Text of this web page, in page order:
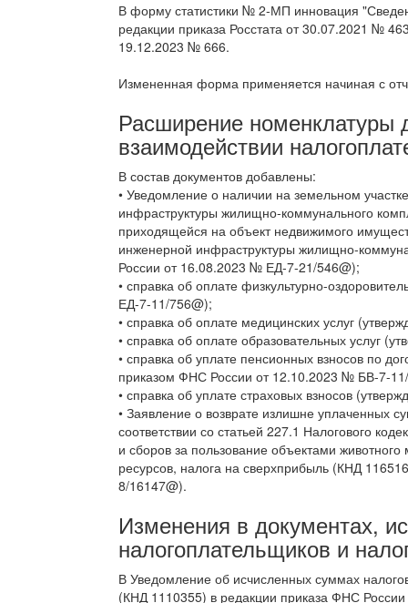
В форму статистики № 2-МП инновация
редакции приказа Росстата от 30.07.2021 №
19.12.2023 № 666.
Измененная форма применяется начиная с
Расширение номенклатуры
взаимодействии
В состав документов добавлены:
• Уведомление о наличии на земельном
инфраструктуры жилищно-коммунального
приходящейся на объект недвижимого
инженерной инфраструктуры жилищно-
России от 16.08.2023 № ЕД-7-21/546@);
• справка об оплате физкультурно-
ЕД-7-11/756@);
• справка об оплате медицинских услуг
• справка об оплате образовательных услуг
• справка об уплате пенсионных взносов по
приказом ФНС России от 12.10.2023 № БВ-7-
• справка об уплате страховых взносов
• Заявление о возврате излишне уплаченных
соответствии со статьей 227.1 Налогового
и сборов за пользование объектами
ресурсов, налога на сверхприбыль (КНД
8/16147@).
Изменения в документах,
налогоплательщиков и
В Уведомление об исчисленных суммах
(КНД 1110355) в редакции приказа ФНС